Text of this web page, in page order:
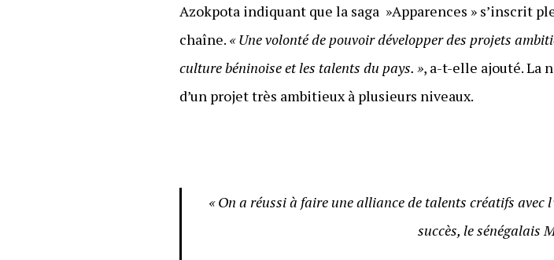
Azokpota indiquant que la saga »Apparences » s’inscrit
chaîne. « Une volonté de pouvoir développer des projets
culture béninoise et les talents du pays. », a-t-elle ajouté. La
d’un projet très ambitieux à plusieurs niveaux.
« On a réussi à faire une alliance de talents créatifs avec
succès, le sénégalais